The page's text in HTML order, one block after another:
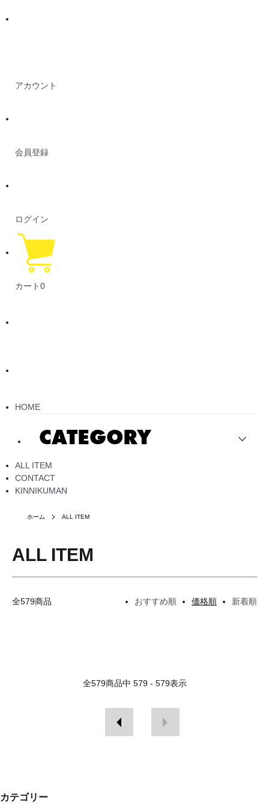
アカウント
会員登録
ログイン
カート0
HOME
CATEGORY
ALL ITEM
CONTACT
KINNIKUMAN
ホーム ALL ITEM
ALL ITEM
全579商品 おすすめ順 価格順 新着順
全579商品中 579 - 579表示
カテゴリー